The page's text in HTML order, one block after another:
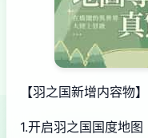
【羽之国新增内容物】
1.开启羽之国国度地图